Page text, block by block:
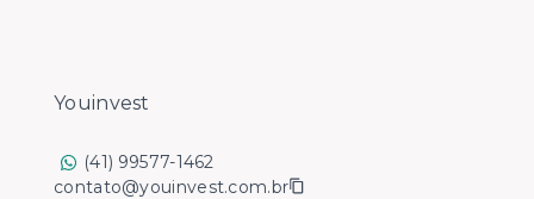
Youinvest
(41) 99577-1462
contato@youinvest.com.br